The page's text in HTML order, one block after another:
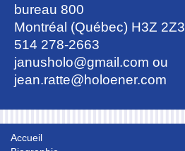
bureau 800
Montréal (Québec) H3Z 2Z3
514 278-2663
janusholo@gmail.com ou
jean.ratte@holoener.com
Accueil